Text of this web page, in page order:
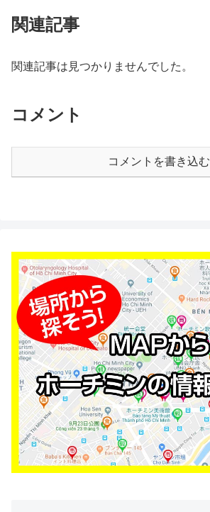
関連記事
関連記事は見つかりませんでした。
コメント
コメントを書き込む